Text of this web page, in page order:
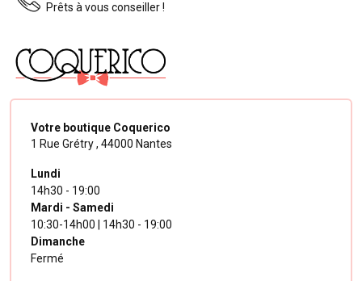
Prêts à vous conseiller !
Votre boutique Coquerico
1 Rue Grétry , 44000 Nantes
Lundi
14h30 - 19:00
Mardi - Samedi
10:30-14h00 | 14h30 - 19:00
Dimanche
Fermé